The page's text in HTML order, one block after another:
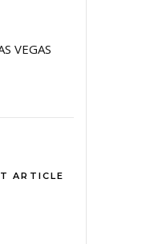
VEGAS
ARTICLE